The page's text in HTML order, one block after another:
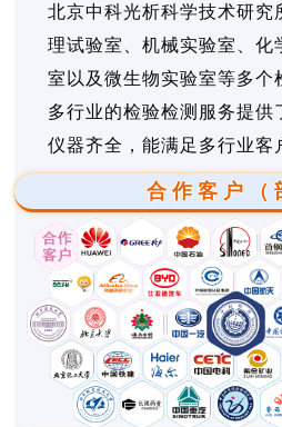
北京中科光析科学技术研究
理试验室、机械实验室、化
室以及微生物实验室等多个
多行业的检验检测服务提供
仪器齐全，能满足多行业客
合作客户（